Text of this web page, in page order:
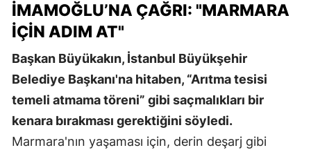
İMAMOĞLU’NA ÇAĞRI: "MARMARA
İÇIN ADIM AT"
Başkan Büyükakın, İstanbul Büyükşehir
Belediye Başkanı'na hitaben, “Arıtma tesisi
temeli atmama töreni” gibi saçmalıkları bir
kenara bırakması gerektiğini söyledi.
Marmara'nın yaşaması için, derin deşarj gibi